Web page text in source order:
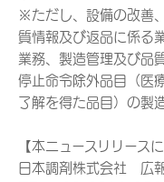
※ただし、設備の改善
質情報及び返品に係る
業務、製造管理及び品
停止命令除外品目（医
了解を得た品目）の製
【本ニュースリリース
日本調剤株式会社 広